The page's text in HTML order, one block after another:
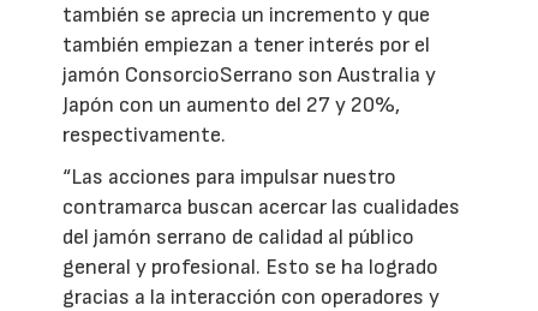
también se aprecia un incremento y que
también empiezan a tener interés por el
jamón ConsorcioSerrano son Australia y
Japón con un aumento del 27 y 20%,
respectivamente.
“Las acciones para impulsar nuestro
contramarca buscan acercar las cualidades
del jamón serrano de calidad al público
general y profesional. Esto se ha logrado
gracias a la interacción con operadores y